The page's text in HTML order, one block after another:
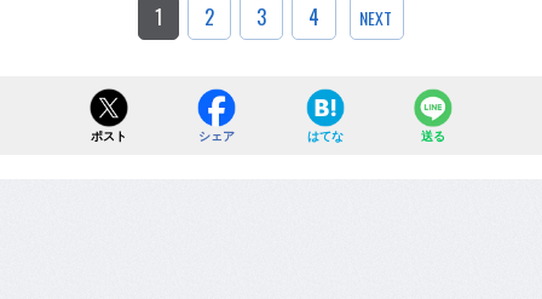
1 2 3 4 NEXT
ポスト シェア はてな 送る